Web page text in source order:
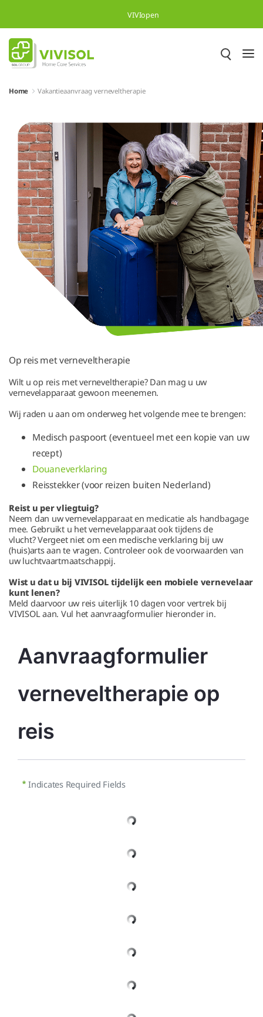
VIVIopen
Home Vakantieaanvraag verneveltherapie
Op reis met verneveltherapie
Wilt u op reis met verneveltherapie? Dan mag u uw
vernevelapparaat gewoon meenemen.
Wij raden u aan om onderweg het volgende mee te brengen:
Medisch paspoort (eventueel met een kopie van uw
recept)
Douaneverklaring
Reisstekker (voor reizen buiten Nederland)
Reist u per vliegtuig?
Neem dan uw vernevelapparaat en medicatie als handbagage
mee. Gebruikt u het vernevelapparaat ook tijdens de
vlucht? Vergeet niet om een medische verklaring bij uw
(huis)arts aan te vragen. Controleer ook de voorwaarden van
uw luchtvaartmaatschappij.
Wist u dat u bij VIVISOL tijdelijk een mobiele vernevelaar
kunt lenen?
Meld daarvoor uw reis uiterlijk 10 dagen voor vertrek bij
VIVISOL aan. Vul het aanvraagformulier hieronder in.
Aanvraagformulier
verneveltherapie op
reis
Indicates Required Fields